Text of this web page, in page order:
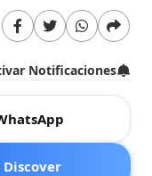
Notificaciones
Discover